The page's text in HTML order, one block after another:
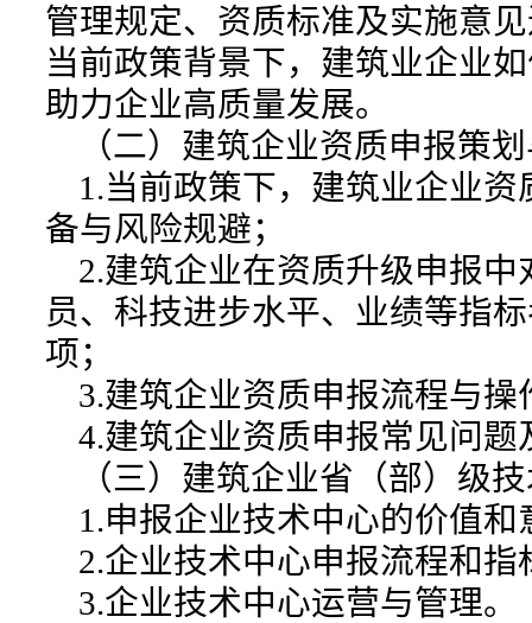
管理规定、资质标准及实施意
当前政策背景下，建筑业企业
助力企业高质量发展。
（二）建筑企业资质申报策
1.当前政策下，建筑业企业资
备与风险规避；
2.建筑企业在资质升级申报中
员、科技进步水平、业绩等指
项；
3.建筑企业资质申报流程与操
4.建筑企业资质申报常见问题
（三）建筑企业省（部）级
1.申报企业技术中心的价值和
2.企业技术中心申报流程和指
3.企业技术中心运营与管理。